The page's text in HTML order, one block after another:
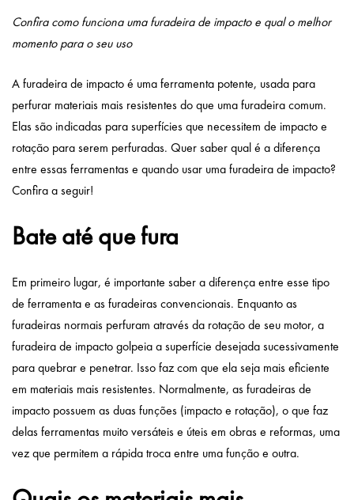
Confira como funciona uma furadeira de impacto e qual o melhor
momento para o seu uso
Afuradeira de impactoé uma ferramenta potente, usada para
perfurar materiais mais resistentes do que uma furadeira comum.
Elas são indicadas para superfícies que necessitem de impacto e
rotação para serem perfuradas. Quer saber qual é a diferença
entre essas ferramentas e quando usar uma furadeira de impacto?
Confira a seguir!
Bate até que fura
Em primeiro lugar, é importante saber a diferença entre esse tipo
de ferramenta e as furadeiras convencionais. Enquanto as
furadeiras normais perfuram através da rotação de seu motor, a
furadeira de impacto golpeia a superfície desejada sucessivamente
para quebrar e penetrar. Isso faz com que ela seja mais eficiente
em materiais mais resistentes. Normalmente, as furadeiras de
impacto possuem as duas funções (impacto e rotação), o que faz
delas ferramentas muito versáteis e úteis em obras e reformas, uma
vez que permitem a rápida troca entre uma função e outra.